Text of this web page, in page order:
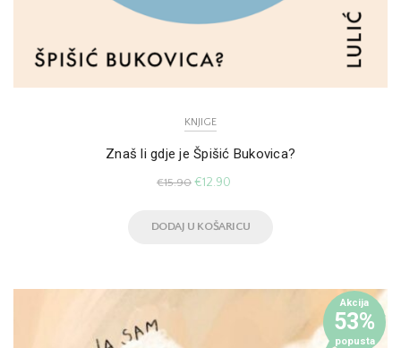
KNJIGE
Znaš li gdje je Špišić Bukovica?
€15.90 €12.90
DODAJ U KOŠARICU
Akcija
53%
popusta